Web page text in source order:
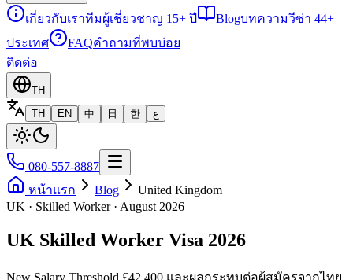
เกี่ยวกับเราทีมผู้เชี่ยวชาญ 15+ ปี Blogบทความวีซ่า 44+
ประเทศ
FAQคำถามที่พบบ่อย
ติดต่อ
TH
TH
EN 中 日 한 ع
080-557-8887
หน้าแรก
Blog
United Kingdom
UK · Skilled Worker · August 2026
UK Skilled Worker Visa 2026
New Salary Threshold £42,400 และผลกระทบต่อผู้สมัครจากไทย